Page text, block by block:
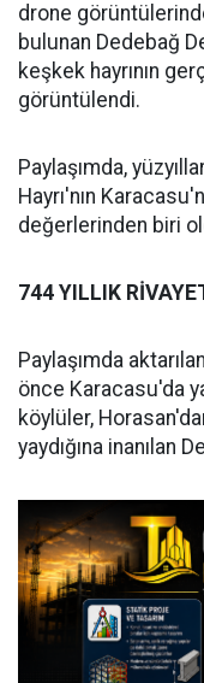
drone
bulunan Dedebağ
keşkek hayrının
görüntülendi.
Paylaşımda,
Hayrı'nın
değerlerinden biri
744 YILLIK
Paylaşımda
önce Karacasu'da
köylüler,
yaydığına inanılan